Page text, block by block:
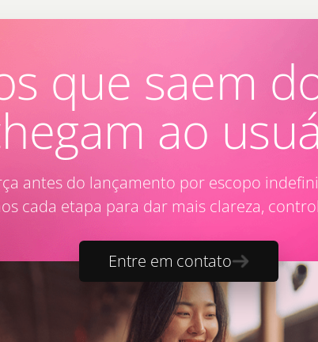
que saem
ao
antes do lançamento por escopo
cada etapa para dar mais clareza,
Entre em contato